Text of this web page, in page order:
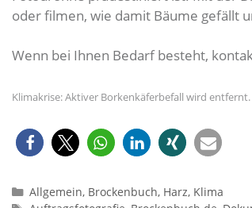
oder filmen, wie damit Bäume gefällt
Wenn bei Ihnen Bedarf besteht,
Klimakrise: Aktiver Borkenkäferbefall wird entfernt.
Kategorien
Allgemein, Brockenbuch, Harz, Klima